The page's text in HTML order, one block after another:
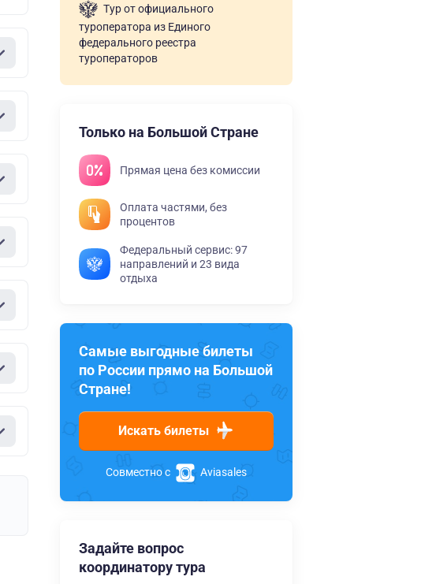
Тур от официального
туроператора из Единого
федерального реестра
туроператоров
Только на Большой Стране
Прямая цена без комиссии
Оплата частями, без
процентов
Федеральный сервис: 97
направлений и 23 вида
отдыха
Самые выгодные билеты
по России прямо на Большой
Стране!
Искать билеты
Совместно с Aviasales
Задайте вопрос
координатору тура